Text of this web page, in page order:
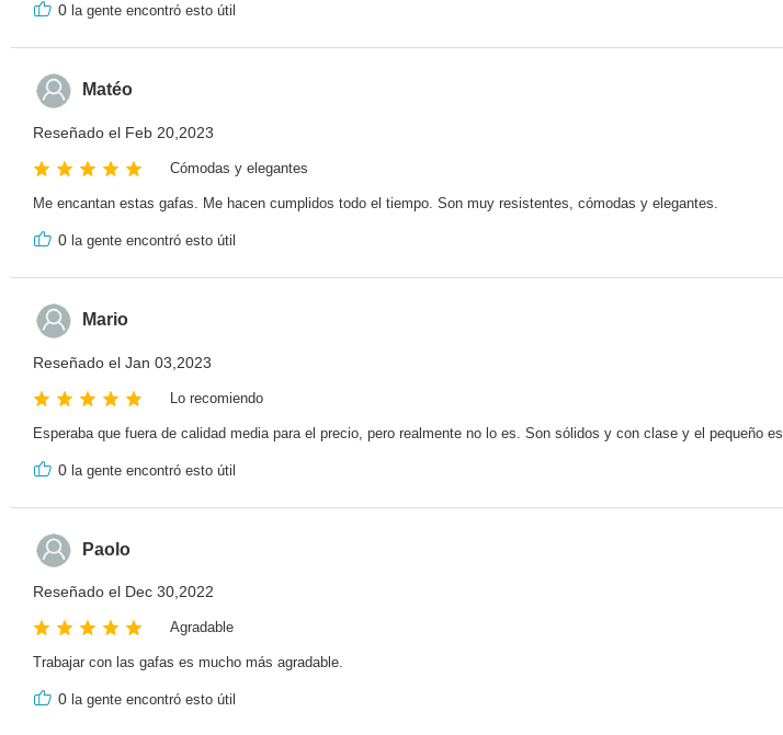
0 la gente encontró esto útil
Matéo
Reseñado el Feb 20,2023
Cómodas y elegantes
Me encantan estas gafas. Me hacen cumplidos todo el tiempo. Son muy resistentes, cómodas y elegantes.
0 la gente encontró esto útil
Mario
Reseñado el Jan 03,2023
Lo recomiendo
Esperaba que fuera de calidad media para el precio, pero realmente no lo es. Son sólidos y con clase y el pequeño
0 la gente encontró esto útil
Paolo
Reseñado el Dec 30,2022
Agradable
Trabajar con las gafas es mucho más agradable.
0 la gente encontró esto útil